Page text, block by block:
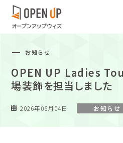
お知らせ
OPEN UP Ladies
場装飾を担当しました
2026年06月04日 お知らせ